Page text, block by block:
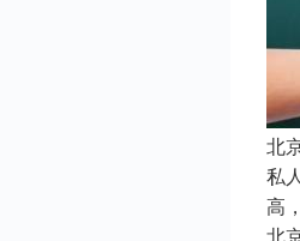
北
私
高